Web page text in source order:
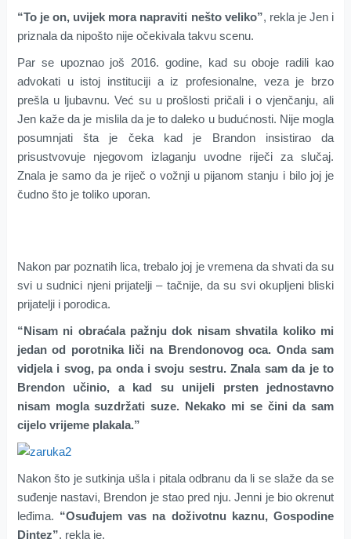
“To je on, uvijek mora napraviti nešto veliko”, rekla je Jen i
priznala da nipošto nije očekivala takvu scenu.
Par se upoznao još 2016. godine, kad su oboje radili kao
advokati u istoj instituciji a iz profesionalne, veza je brzo
prešla u ljubavnu. Već su u prošlosti pričali i o vjenčanju, ali
Jen kaže da je mislila da je to daleko u budućnosti. Nije mogla
posumnjati šta je čeka kad je Brandon insistirao da
prisustvovuje njegovom izlaganju uvodne riječi za slučaj.
Znala je samo da je riječ o vožnji u pijanom stanju i bilo joj je
čudno što je toliko uporan.
Nakon par poznatih lica, trebalo joj je vremena da shvati da su
svi u sudnici njeni prijatelji – tačnije, da su svi okupljeni bliski
prijatelji i porodica.
“Nisam ni obraćala pažnju dok nisam shvatila koliko mi
jedan od porotnika liči na Brendonovog oca. Onda sam
vidjela i svog, pa onda i svoju sestru. Znala sam da je to
Brendon učinio, a kad su unijeli prsten jednostavno
nisam mogla suzdržati suze. Nekako mi se čini da sam
cijelo vrijeme plakala.”
Nakon što je sutkinja ušla i pitala odbranu da li se slaže da se
suđenje nastavi, Brendon je stao pred nju. Jenni je bio okrenut
leđima. “Osuđujem vas na doživotnu kaznu, Gospodine
Dintez”, rekla je.